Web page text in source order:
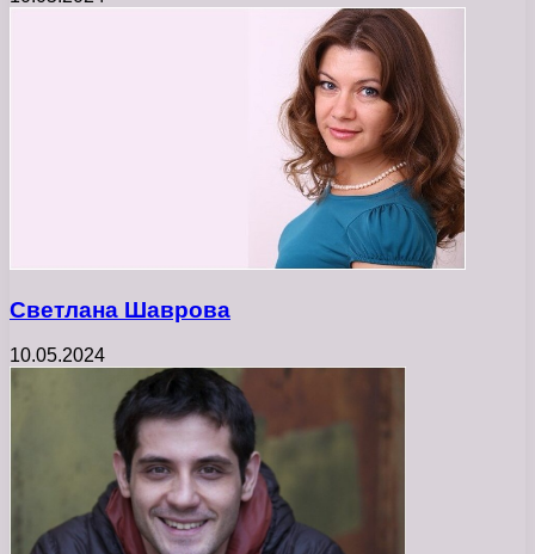
Светлана Шаврова
10.05.2024